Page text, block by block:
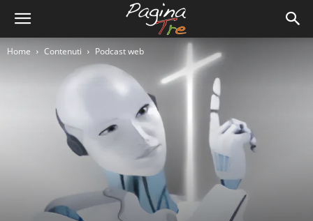
Home Contenuti Podcast web